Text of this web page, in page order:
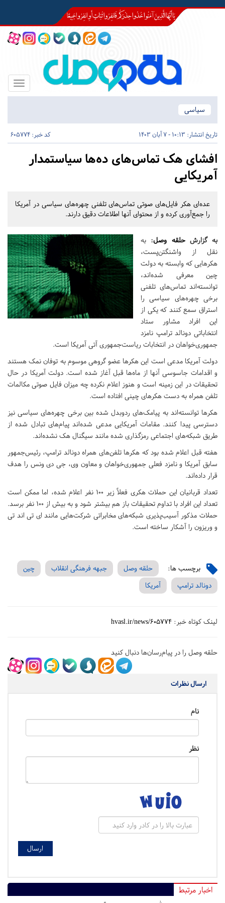
Toggle
سیاسی
تاریخ انتشار: 10:13 - 7 آبان 1403 کد خبر: 605774
افشای هک تماس‌های ده‌ها سیاستمدار
آمریکایی
عده‌ای هکر فایل‌های صوتی تماس‌های تلفنی چهره‌های سیاسی در آمریکا
را جمع‌آوری کرده و از محتوای آنها اطلاعات دقیق دارند.
به گزارشحلقه وصل: به
نقل از واشنگتن‌پست،
هکرهایی که وابسته به دولت
چین معرفی شده‌اند،
توانسته‌اند تماس‌های تلفنی
برخی چهره‌های سیاسی را
استراق سمع کنند که یکی از
این افراد مشاور ستاد
انتخاباتی دونالد ترامپ نامزد
جمهوری‌خواهان در انتخابات ریاست‌جمهوری آتی آمریکا است.
دولت آمریکا مدعی است این هکرها عضو گروهی موسوم به توفان نمک هستند
و اقدامات جاسوسی آنها از ماه‌ها قبل آغاز شده است. دولت آمریکا در حال
تحقیقات در این زمینه است و هنوز اعلام نکرده چه میزان فایل صوتی مکالمات
تلفن همراه به دست هکرهای چینی افتاده است.
هکرها توانسته‌اند به پیامک‌های ردوبدل شده بین برخی چهره‌های سیاسی نیز
دسترسی پیدا کنند. مقامات آمریکایی مدعی شده‌اند پیام‌های تبادل شده از
طریق شبکه‌های اجتماعی رمزگذاری شده مانند سیگنال هک نشده‌اند.
هفته قبل اعلام شده بود که هکرها تلفن‌های همراه دونالد ترامپ، رئیس‌جمهور
سابق آمریکا و نامزد فعلی جمهوری‌خواهان و معاون وی، جی دی ونس را هدف
قرار داده‌اند.
تعداد قربانیان این حملات هکری فعلاً زیر 100 نفر اعلام شده، اما ممکن است
تعداد این افراد با تداوم تحقیقات باز هم بیشتر شود و به بیش از 100 نفر برسد.
حملات مذکور آسیب‌پذیری شبکه‌های مخابراتی شرکت‌هایی مانند ای تی اند تی
و وریزون را آشکار ساخته است.
برچسب ها: حلقه وصل جبهه فرهنگی انقلاب
چین
دونالد ترامپ
آمریکا
لینک کوتاه خبر: hvasl.ir/news/605774
حلقه وصل را در پیام‌رسان‌ها دنبال کنید
ارسال نظرات
نام
نظر
اخبار مرتبط